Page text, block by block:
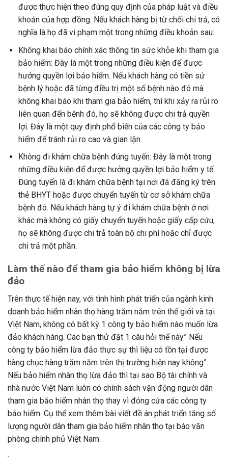
được thực hiện theo đúng quy định của pháp luật và điều
khoản của hợp đồng. Nếu khách hàng bị từ chối chi trả, có
nghĩa là họ đã vi phạm một trong những điều khoản sau:
Không khai báo chính xác thông tin sức khỏe khi tham gia
bảo hiểm: Đây là một trong những điều kiện để được
hưởng quyền lợi bảo hiểm. Nếu khách hàng có tiền sử
bệnh lý hoặc đã từng điều trị một số bệnh nào đó mà
không khai báo khi tham gia bảo hiểm, thì khi xảy ra rủi ro
liên quan đến bệnh đó, họ sẽ không được chi trả quyền
lợi. Đây là một quy định phổ biến của các công ty bảo
hiểm để tránh rủi ro cao và gian lận.
Không đi khám chữa bệnh đúng tuyến: Đây là một trong
những điều kiện để được hưởng quyền lợi bảo hiểm y tế.
Đúng tuyến là đi khám chữa bệnh tại nơi đã đăng ký trên
thẻ BHYT hoặc được chuyển tuyến từ cơ sở khám chữa
bệnh đó. Nếu khách hàng tự ý đi khám chữa bệnh ở nơi
khác mà không có giấy chuyển tuyến hoặc giấy cấp cứu,
họ sẽ không được chi trả toàn bộ chi phí hoặc chỉ được
chi trả một phần.
Làm thế nào để tham gia bảo hiểm không bị lừa
đảo
Trên thực tế hiện nay, với tình hình phát triển của ngành kinh
doanh bảo hiểm nhân thọ hàng trăm năm trên thế giới và tại
Việt Nam, không có bất kỳ 1 công ty bảo hiểm nào muốn lừa
đảo khách hàng. Các bạn thử đặt 1 câu hỏi thế này” Nếu
công ty bảo hiểm lừa đảo thực sự thì liệu có tồn tại được
hàng chục hàng trăm năm trên thị trường hiện nay không”.
Nếu bảo hiểm nhân thọ lừa đảo thì tại sao Bộ tài chính và
nhà nước Việt Nam luôn có chính sách vận động người dân
tham gia bảo hiểm nhân thọ thay vì đóng cửa các công ty
bảo hiểm. Cụ thể xem thêm bài viết đề án phát triển tăng số
lượng người dân tham gia bảo hiểm nhân thọ tại báo văn
phòng chính phủ Việt Nam.